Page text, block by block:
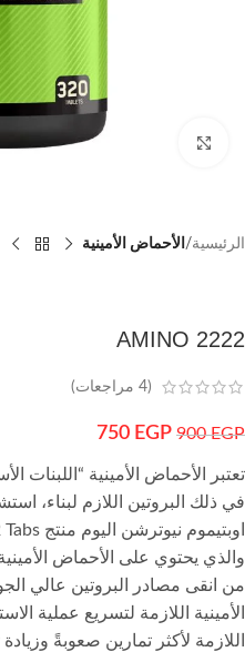
الرئيسية الأحماض الأمينية
AMINO 2222
(
4 مراجعات)
900EGP
750 EGP
تعتبر الأحماض الأمينية “اللبنات
في ذلك البروتين اللازم لبناء،
والذي يحتوي على الأحماض
من انقى مصادر البروتين عالي
الأمينية اللازمة لتسريع عملية
اللازمة لأكثر تمارين صعوبةً